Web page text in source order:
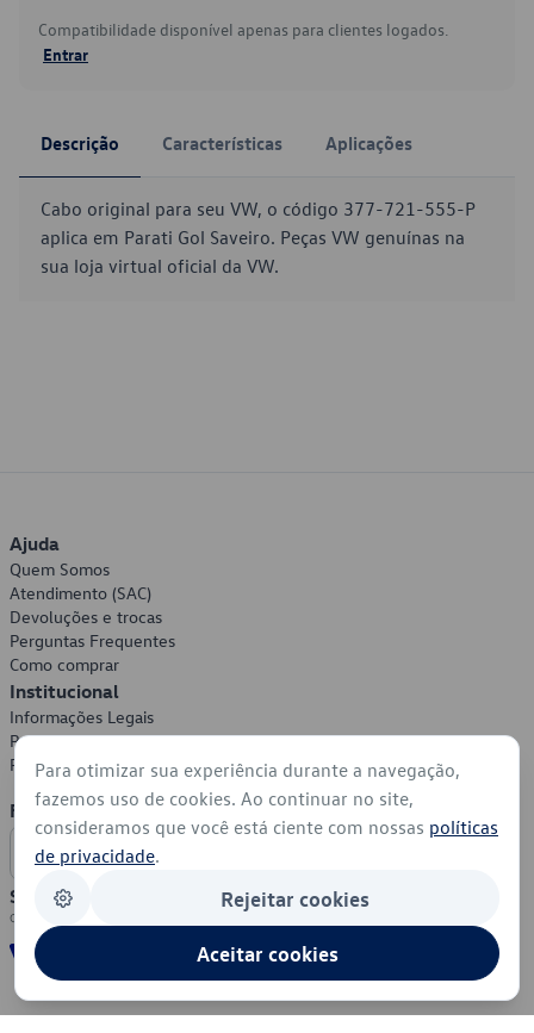
Compatibilidade disponível apenas para clientes logados.
Entrar
Descrição Características Aplicações
Cabo original para seu VW, o código 377-721-555-P
aplica em Parati Gol Saveiro. Peças VW genuínas na
sua loja virtual oficial da VW.
Ajuda
Quem Somos
Atendimento (SAC)
Devoluções e trocas
Perguntas Frequentes
Como comprar
Institucional
Informações Legais
Política de Privacidade
Política de Cookies
Formas de Pagamento
Segurança
Para otimizar sua experiência durante a navegação,
fazemos uso de cookies. Ao continuar no site,
consideramos que você está ciente com nossas políticas
de privacidade.
Rejeitar cookies
Aceitar cookies